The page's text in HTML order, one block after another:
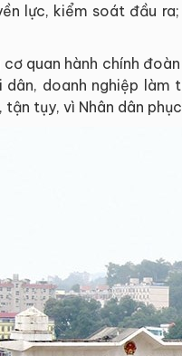
lực, kiểm soát đầu
quan hành chính
dân, doanh nghiệp
tụy, vì Nhân dân